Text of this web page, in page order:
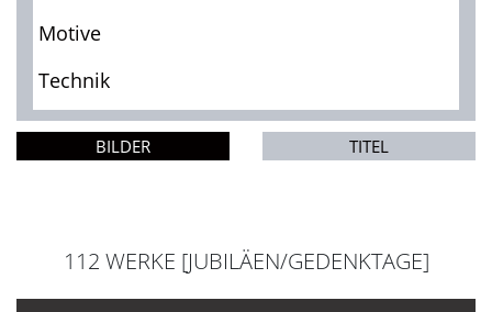
Motive
Technik
BILDER TITEL
112 WERKE [JUBILÄEN/GEDENKTAGE]